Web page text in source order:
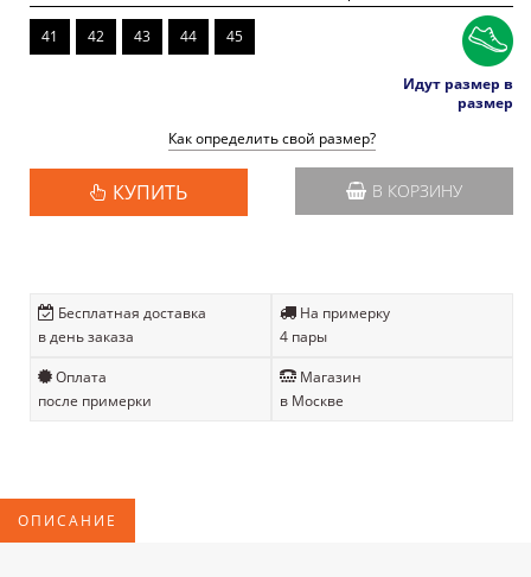
41 42 43 44 45
Идут размер в
размер
Как определить свой размер?
КУПИТЬ В КОРЗИНУ
Бесплатная доставка
в день заказа
На примерку
4 пары
Оплата
после примерки
Магазин
в Москве
ОПИСАНИЕ